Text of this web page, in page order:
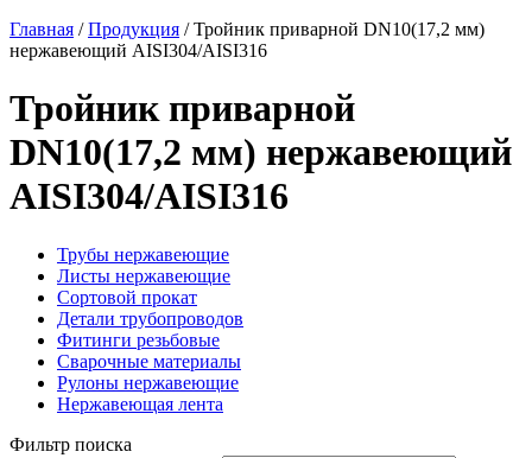
Главная /Продукция /Тройник приварной DN10(17,2 мм)
нержавеющий AISI304/AISI316
Тройник приварной
DN10(17,2 мм) нержавеющий
AISI304/AISI316
Трубы нержавеющие
Листы нержавеющие
Сортовой прокат
Детали трубопроводов
Фитинги резьбовые
Сварочные материалы
Рулоны нержавеющие
Нержавеющая лента
Фильтр поиска